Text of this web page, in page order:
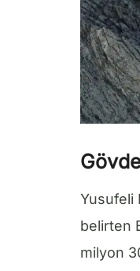
Yusufeli
belirten
milyon